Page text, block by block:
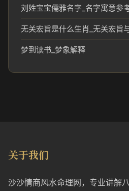
刘姓宝宝儒雅名字_名字寓意参
无关宏旨是什么生肖_无关宏旨
梦到读书_梦象解释
关于我们
沙沙情商风水命理网，专业讲解